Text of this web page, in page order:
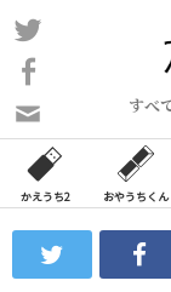
コ
ン
ン
ツ
ス
ッ
すべ
い
合
わ
フ
ォ
かえうち2 おやうちくん